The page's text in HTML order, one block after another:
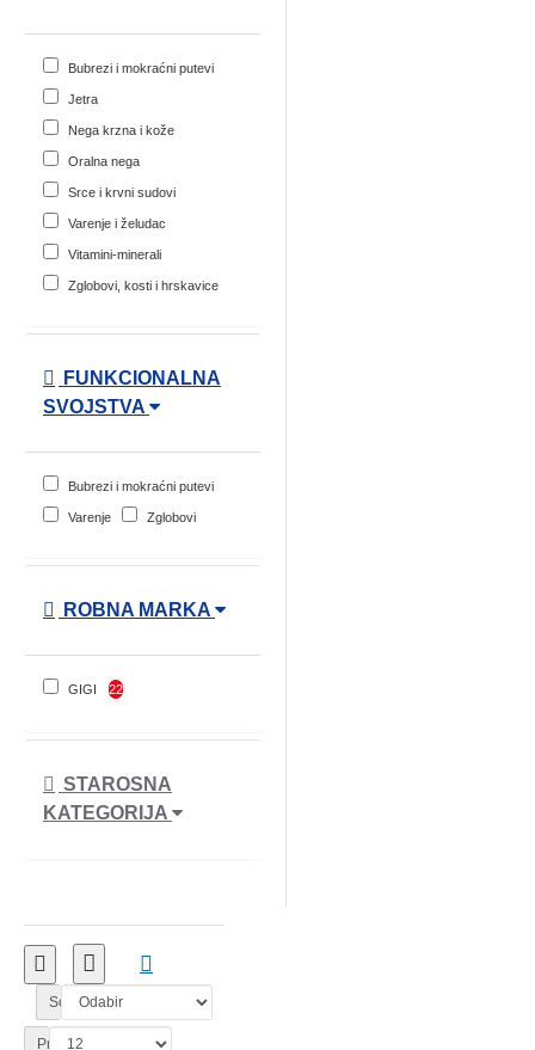
Bubrezi i mokraćni putevi
Jetra
Nega krzna i kože
Oralna nega
Srce i krvni sudovi
Varenje i želudac
Vitamini-minerali
Zglobovi, kosti i hrskavice
FUNKCIONALNA
SVOJSTVA
Bubrezi i mokraćni putevi
Varenje Zglobovi
ROBNA MARKA
GIGI 22
STAROSNA
KATEGORIJA
Sortiranje:
Prikaži: